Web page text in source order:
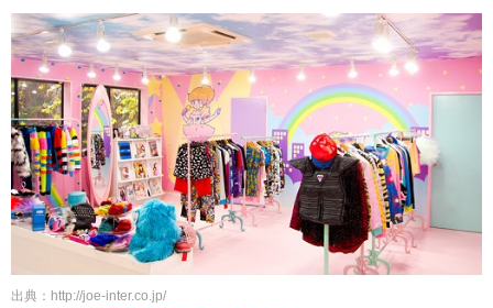
出典：http://joe-inter.co.jp/